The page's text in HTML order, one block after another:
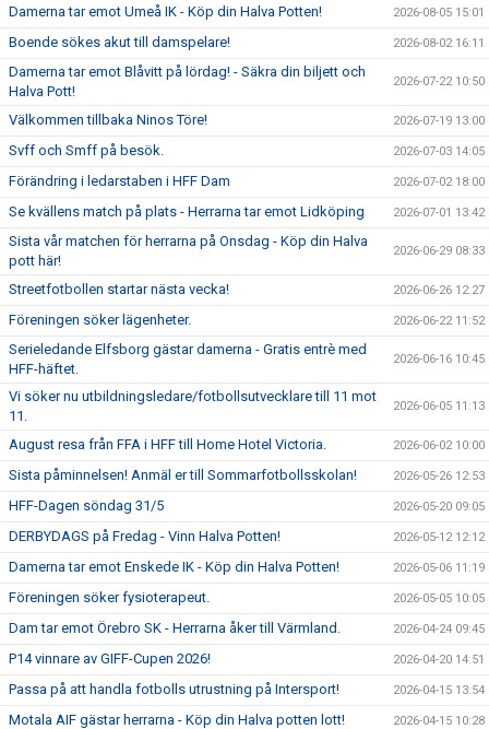
Damerna tar emot Umeå IK - Köp din Halva Potten! 2026-08-05 15:01
Boende sökes akut till damspelare! 2026-08-02 16:11
Damerna tar emot Blåvitt på lördag! - Säkra din biljett och
Halva Pott!
2026-07-22 10:50
Välkommen tillbaka Ninos Töre! 2026-07-19 13:00
Svff och Smff på besök. 2026-07-03 14:05
Förändring i ledarstaben i HFF Dam 2026-07-02 18:00
Se kvällens match på plats - Herrarna tar emot Lidköping 2026-07-01 13:42
Sista vår matchen för herrarna på Onsdag - Köp din Halva
pott här!
2026-06-29 08:33
Streetfotbollen startar nästa vecka! 2026-06-26 12:27
Föreningen söker lägenheter. 2026-06-22 11:52
Serieledande Elfsborg gästar damerna - Gratis entrè med
HFF-häftet.
2026-06-16 10:45
Vi söker nu utbildningsledare/fotbollsutvecklare till 11 mot
11.
2026-06-05 11:13
August resa från FFA i HFF till Home Hotel Victoria. 2026-06-02 10:00
Sista påminnelsen! Anmäl er till Sommarfotbollsskolan! 2026-05-26 12:53
HFF-Dagen söndag 31/5 2026-05-20 09:05
DERBYDAGS på Fredag - Vinn Halva Potten! 2026-05-12 12:12
Damerna tar emot Enskede IK - Köp din Halva Potten! 2026-05-06 11:19
Föreningen söker fysioterapeut. 2026-05-05 10:05
Dam tar emot Örebro SK - Herrarna åker till Värmland. 2026-04-24 09:45
P14 vinnare av GIFF-Cupen 2026! 2026-04-20 14:51
Passa på att handla fotbolls utrustning på Intersport! 2026-04-15 13:54
Motala AIF gästar herrarna - Köp din Halva potten lott! 2026-04-15 10:28